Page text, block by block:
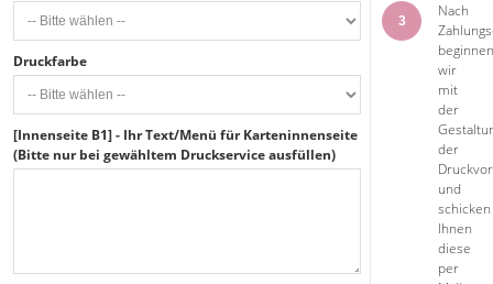
3
Nach
wir
mit
der
der
und
schicken
Ihnen
diese
per
Druckfarbe
[Innenseite B1] - Ihr Text/Menü für Karteninnenseite
(Bitte nur bei gewähltem Druckservice ausfüllen)